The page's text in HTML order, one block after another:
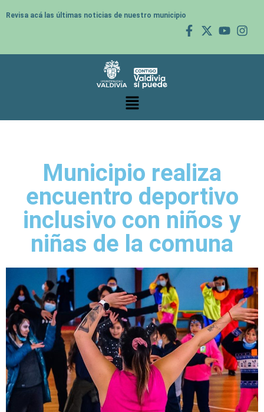
Revisa acá las últimas noticias de nuestro municipio
Municipio realiza
encuentro deportivo
inclusivo con niños y
niñas de la comuna